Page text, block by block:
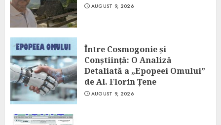
AUGUST 9, 2026
Între Cosmogonie și
Conștiință: O Analiză
Detaliată a „Epopeei Omului”
de Al. Florin Țene
AUGUST 9, 2026